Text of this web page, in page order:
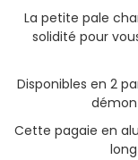
La petite pale
solidité pour
Disponibles en 2
Cette pagaie en